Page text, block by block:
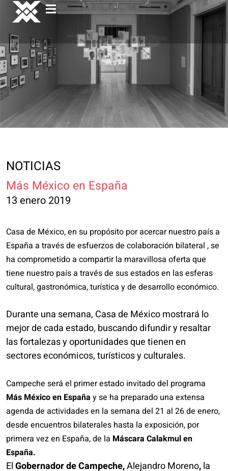
NOTICIAS
Más México en España
13 enero 2019
Casa de México, en su propósito por acercar nuestro país a
España a través de esfuerzos de colaboración bilateral , se
ha comprometido a compartir la maravillosa oferta que
tiene nuestro país a través de sus estados en las esferas
cultural, gastronómica, turística y de desarrollo económico.
Durante una semana, Casa de México mostrará lo
mejor de cada estado, buscando difundir y resaltar
las fortalezas y oportunidades que tienen en
sectores económicos, turísticos y culturales.
Campeche será el primer estado invitado del programa
Más México en España y se ha preparado una extensa
agenda de actividades en la semana del 21 al 26 de enero,
desde encuentros bilaterales hasta la exposición, por
primera vez en España, de la Máscara Calakmul en
España.
ElGobernador de Campeche,Alejandro Moreno,la